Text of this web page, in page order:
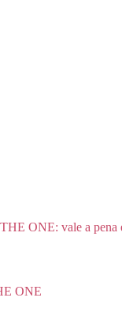
ONE: vale a pena